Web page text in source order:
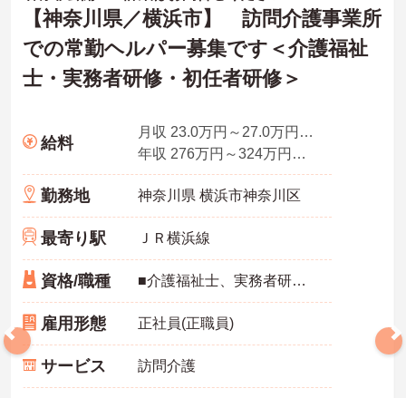
【神奈川県／横浜市】 訪問介護事業所
での常勤ヘルパー募集です＜介護福祉
士・実務者研修・初任者研修＞
給料
月収 23.0万円～27.0万円程度（諸手当含む）
年収 276万円～324万円（別途、賞与支給）
勤務地 神奈川県 横浜市神奈川区
最寄り駅 ＪＲ横浜線
資格/職種 ■介護福祉士、実務者研修（ヘルパー1級）、介護職員初任者研修（ヘルパー2級）、介護職員基礎研修のいずれかの資格必須
雇用形態 正社員(正職員)
サービス 訪問介護